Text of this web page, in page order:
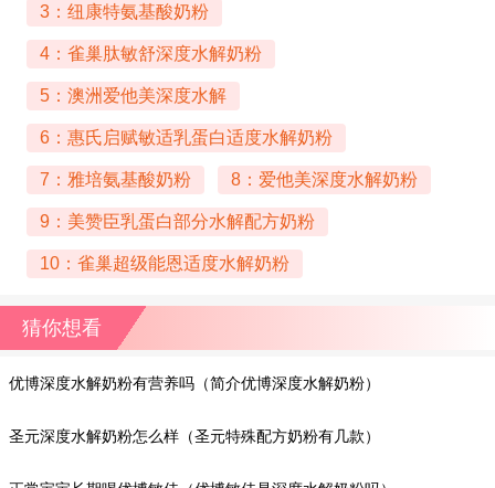
3：纽康特氨基酸奶粉
4：雀巢肽敏舒深度水解奶粉
5：澳洲爱他美深度水解
6：惠氏启赋敏适乳蛋白适度水解奶粉
7：雅培氨基酸奶粉 8：爱他美深度水解奶粉
9：美赞臣乳蛋白部分水解配方奶粉
10：雀巢超级能恩适度水解奶粉
猜你想看
优博深度水解奶粉有营养吗（简介优博深度水解奶粉）
圣元深度水解奶粉怎么样（圣元特殊配方奶粉有几款）